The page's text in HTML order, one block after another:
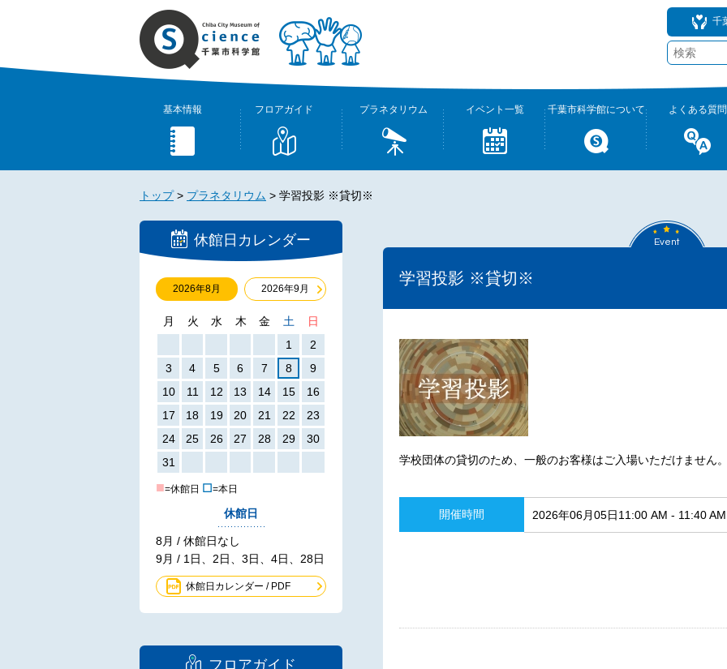
千
基本情報 フロアガイド プラネタリウム イベント一覧 千葉市科学館について よくある質問
トップ> プラネタリウム > 学習投影 ※貸切※
休館日カレンダー
2026年8月 2026年9月
月 火 水 木 金 土
日
1
2
3
4 5 6 7 8
9
10
11 12 13 14 15
16
17
18 19 20 21 22
23
24
25 26 27 28 29
30
31
■=休館日 ☐=本日
休館日
8月 / 休館日なし
9月 / 1日、2日、3日、4日、28日
休館日カレンダー / PDF
フロアガイド
Event
学習投影 ※貸切※
学校団体の貸切のため、一般のお客様はご入場いただけません。
開催時間 2026年06月05日11:00 AM - 11:40 AM